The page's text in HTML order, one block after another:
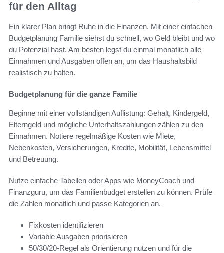
für den Alltag
Ein klarer Plan bringt Ruhe in die Finanzen. Mit einer einfachen
Budgetplanung Familie siehst du schnell, wo Geld bleibt und wo
du Potenzial hast. Am besten legst du einmal monatlich alle
Einnahmen und Ausgaben offen an, um das Haushaltsbild
realistisch zu halten.
Budgetplanung für die ganze Familie
Beginne mit einer vollständigen Auflistung: Gehalt, Kindergeld,
Elterngeld und mögliche Unterhaltszahlungen zählen zu den
Einnahmen. Notiere regelmäßige Kosten wie Miete,
Nebenkosten, Versicherungen, Kredite, Mobilität, Lebensmittel
und Betreuung.
Nutze einfache Tabellen oder Apps wie MoneyCoach und
Finanzguru, um das Familienbudget erstellen zu können. Prüfe
die Zahlen monatlich und passe Kategorien an.
Fixkosten identifizieren
Variable Ausgaben priorisieren
50/30/20-Regel als Orientierung nutzen und für die